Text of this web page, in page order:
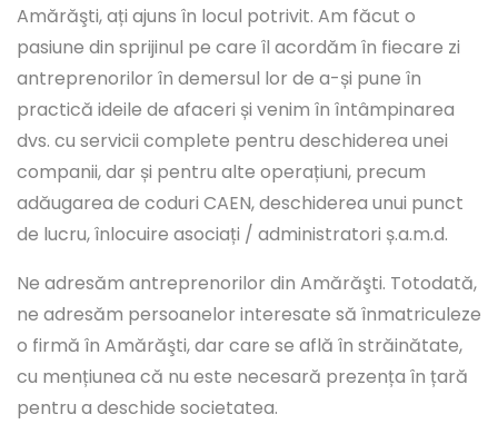
Amărăşti, ați ajuns în locul potrivit. Am făcut o
pasiune din sprijinul pe care îl acordăm în fiecare zi
antreprenorilor în demersul lor de a-și pune în
practică ideile de afaceri și venim în întâmpinarea
dvs. cu servicii complete pentru deschiderea unei
companii, dar și pentru alte operațiuni, precum
adăugarea de coduri CAEN, deschiderea unui punct
de lucru, înlocuire asociați / administratori ș.a.m.d.
Ne adresăm antreprenorilor din Amărăşti. Totodată,
ne adresăm persoanelor interesate să înmatriculeze
o firmă în Amărăşti, dar care se află în străinătate,
cu mențiunea că nu este necesară prezența în țară
pentru a deschide societatea.